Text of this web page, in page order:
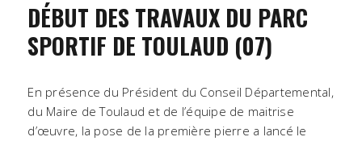
DÉBUT DES TRAVAUX DU PARC
SPORTIF DE TOULAUD (07)
En présence du Président du Conseil Départemental,
du Maire de Toulaud et de l’équipe de maitrise
d’œuvre, la pose de la première pierre a lancé le